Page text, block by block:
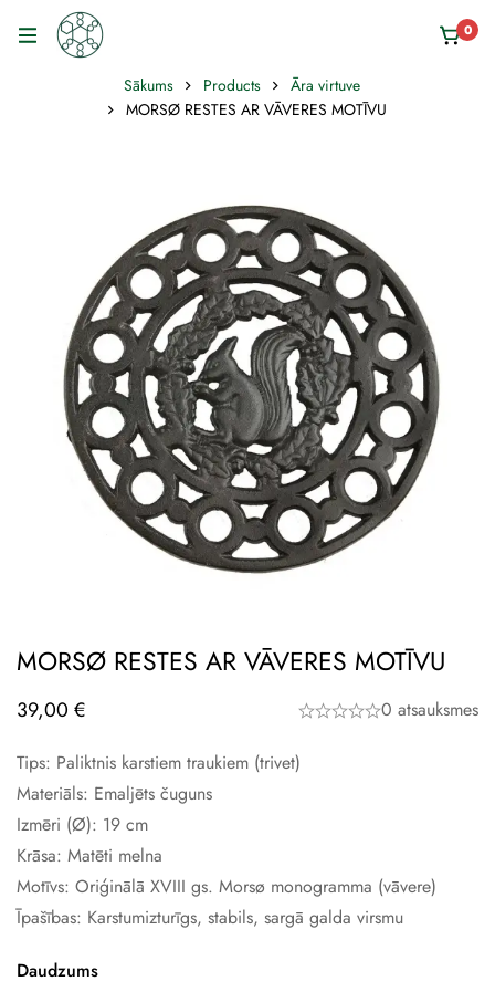
0
Sākums Products
Āra virtuve
MORSØ RESTES AR VĀVERES MOTĪVU
MORSØ RESTES AR VĀVERES MOTĪVU
39,00 € 0 atsauksmes
Tips: Paliktnis karstiem traukiem (trivet)
Materiāls: Emaljēts čuguns
Izmēri (Ø): 19 cm
Krāsa: Matēti melna
Motīvs: Oriģinālā XVIII gs. Morsø monogramma (vāvere)
Īpašības: Karstumizturīgs, stabils, sargā galda virsmu
Daudzums